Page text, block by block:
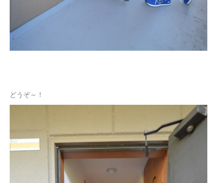
どうぞ～！